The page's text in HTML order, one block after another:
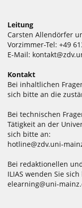
Leitung
Carsten Allendörfer
Vorzimmer-Tel: +49
E-Mail:
Kontakt
Bei inhaltlichen
sich bitte an die
Bei technischen
Tätigkeit an der
sich bitte an:
hotline@zdv.uni-
Bei redaktionellen
ILIAS wenden Sie
elearning@uni-